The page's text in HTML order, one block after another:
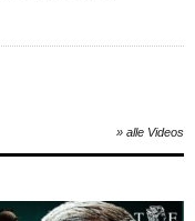
» alle Videos